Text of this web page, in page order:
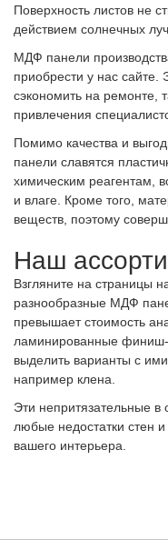
Поверхность листов не
действием солнечных
МДФ панели
приобрести у нас
сэкономить на ремонте,
привлечения
Помимо качества и
панели славятся
химическим реагентам,
и влаге. Кроме того,
веществ, поэтому
Наш
Взгляните на страницы
разнообразные МДФ
превышает стоимость
ламинированные
выделить варианты с
например клена.
Эти непритязательные
любые недостатки стен
вашего интерьера.